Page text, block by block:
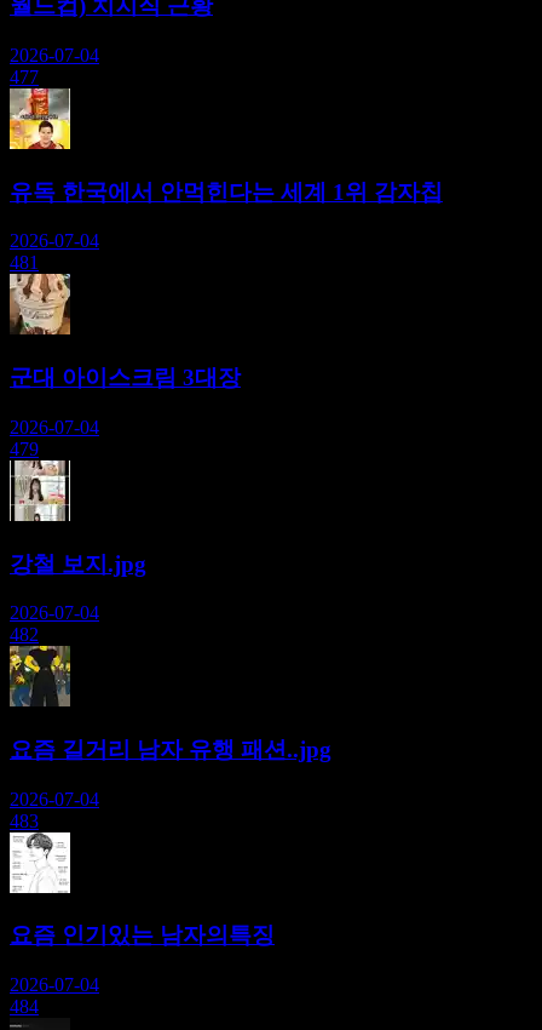
월드컵) 치지직 근황
2026-07-04
477
유독 한국에서 안먹힌다는 세계 1위 감자칩
2026-07-04
481
군대 아이스크림 3대장
2026-07-04
479
강철 보지.jpg
2026-07-04
482
요즘 길거리 남자 유행 패션..jpg
2026-07-04
483
요즘 인기있는 남자의특징
2026-07-04
484